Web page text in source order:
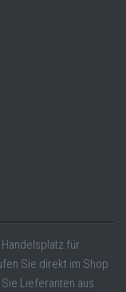
für
Sie direkt im Shop
Lieferanten aus